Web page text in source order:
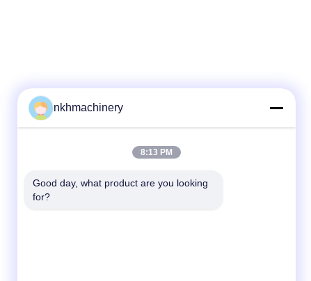
nkhmachinery
8:13 PM
Good day, what product are you looking
for?